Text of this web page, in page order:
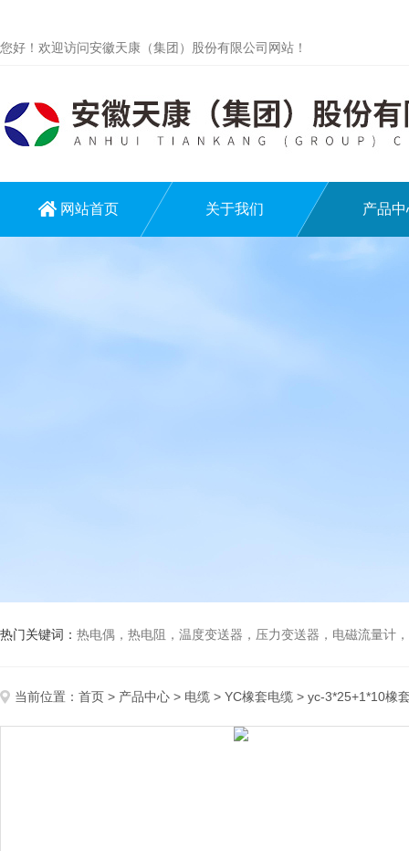
您好！欢迎访问安徽天康（集团）股份有限公司网站！
网站首页 关于我们 产品中
热门关键词： 热电偶，热电阻，温度变送器，压力变送器，电磁流量计，
当前位置： 首页 > 产品中心 > 电缆 > YC橡套电缆 > yc-3*25+1*10橡